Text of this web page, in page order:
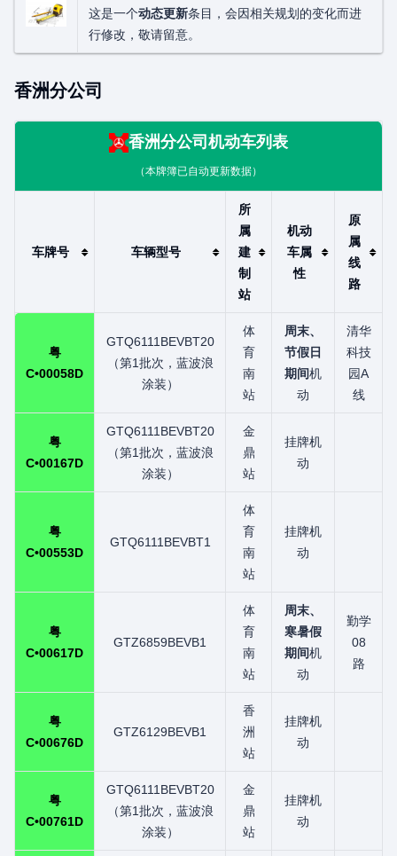
这是一个动态更新条目，会因相关规划的变化而进
行修改，敬请留意。
香洲分公司
香洲分公司 机动车列表
（本牌簿已自动更新数据）
车牌号 车辆型号
所
属
建
制
站
机动
车属
性
原
属
线
路
粤
C•00058D
GTQ6111BEVBT20
（第1批次，蓝波浪
涂装）
体
育
南
站
周末、
节假日
期间机
动
清华
科技
园A
线
粤
C•00167D
GTQ6111BEVBT20
（第1批次，蓝波浪
涂装）
金
鼎
站
挂牌机
动
粤
C•00553D
GTQ6111BEVBT1
体
育
南
站
挂牌机
动
粤
C•00617D
GTZ6859BEVB1
体
育
南
站
周末、
寒暑假
期间机
动
勤学
08
路
粤
C•00676D
GTZ6129BEVB1
香
洲
站
挂牌机
动
粤
C•00761D
GTQ6111BEVBT20
（第1批次，蓝波浪
涂装）
金
鼎
站
挂牌机
动